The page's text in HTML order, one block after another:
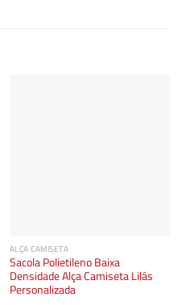
ALÇA CAMISETA
Sacola Polietileno Baixa
Densidade Alça Camiseta Lilás
Personalizada